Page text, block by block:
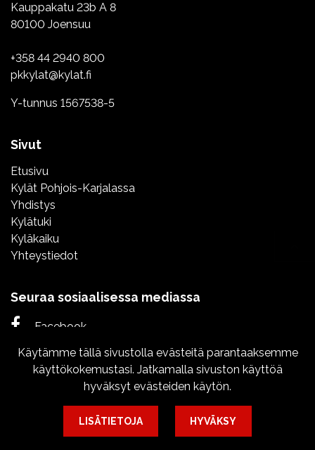
Kauppakatu 23b A 8
80100 Joensuu
+358 44 2940 800
pkkylat@kylat.fi
Y-tunnus 1567538-5
Sivut
Etusivu
Kylät Pohjois-Karjalassa
Yhdistys
Kylätuki
Kyläkaiku
Yhteystiedot
Seuraa sosiaalisessa mediassa
Facebook
Instagram
Käytämme tällä sivustolla evästeitä parantaaksemme
käyttökokemustasi. Jatkamalla sivuston käyttöä
hyväksyt evästeiden käytön.
LISÄTIETOJA HYVÄKSY